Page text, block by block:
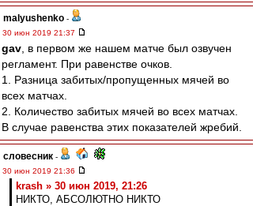
malyushenko -
30 июн 2019 21:37
gav , в первом же нашем матче был озвучен
регламент. При равенстве очков.
1. Разница забитых/пропущенных мячей во
всех матчах.
2. Количество забитых мячей во всех матчах.
В случае равенства этих показателей жребий.
словесник -
30 июн 2019 21:36
krash » 30 июн 2019, 21:26
НИКТО, АБСОЛЮТНО НИКТО